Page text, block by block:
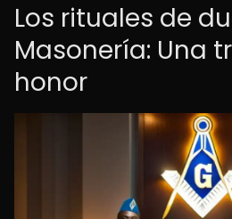
Los rituales de
Masonería: Una
honor